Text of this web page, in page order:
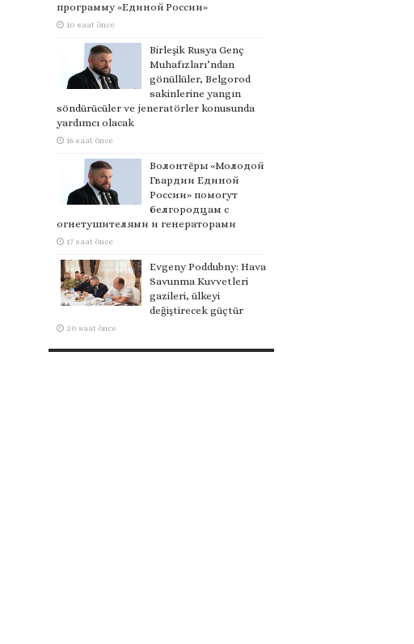
программу «Единой России»
10 saat önce
Birleşik Rusya Genç
Muhafızları’ndan
gönüllüler, Belgorod
sakinlerine yangın
söndürücüler ve jeneratörler konusunda
yardımcı olacak
16 saat önce
Волонтёры «Молодой
Гвардии Единой
России» помогут
белгородцам с
огнетушителями и генераторами
17 saat önce
Evgeny Poddubny: Hava
Savunma Kuvvetleri
gazileri, ülkeyi
değiştirecek güçtür
20 saat önce